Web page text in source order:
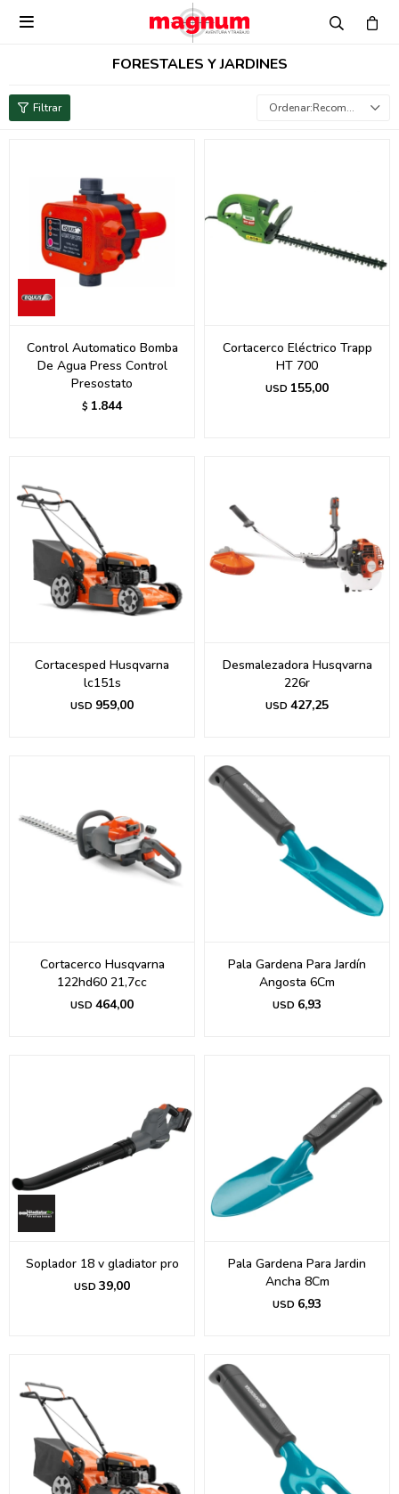

FORESTALES Y JARDINES
Recomendados
Control Automatico Bomba
De Agua Press Control
Presostato
$ 1.844
Cortacerco Eléctrico Trapp
HT 700
USD 155,00
Cortacesped Husqvarna
lc151s
USD 959,00
Desmalezadora Husqvarna
226r
USD 427,25
Cortacerco Husqvarna
122hd60 21,7cc
USD 464,00
Pala Gardena Para Jardín
Angosta 6Cm
USD 6,93
Soplador 18 v gladiator pro
USD 39,00
Pala Gardena Para Jardin
Ancha 8Cm
USD 6,93